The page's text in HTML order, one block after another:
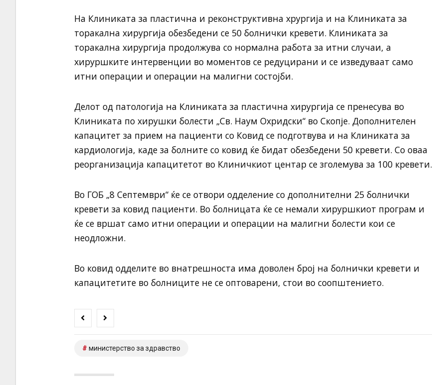
На Клиниката за пластична и реконструктивна хрургија и на Клиниката за
торакална хирургија обезбедени се 50 болнички кревети. Клиниката за
торакална хирургија продолжува со нормална работа за итни случаи, а
хируршките интервенции во моментов се редуцирани и се изведуваат само
итни операции и операции на малигни состојби.
Делот од патологија на Клиниката за пластична хирургија се пренесува во
Клиниката по хирушки болести „Св. Наум Охридски“ во Скопје. Дополнителен
капацитет за прием на пациенти со Ковид се подготвува и на Клиниката за
кардиологија, каде за болните со ковид ќе бидат обезбедени 50 кревети. Со оваа
реорганизација капацитетот во Клиничкиот центар се зголемува за 100 кревети.
Во ГОБ „8 Септември“ ќе се отвори одделение со дополнителни 25 болнички
кревети за ковид пациенти. Во болницата ќе се немали хируршкиот програм и
ќе се вршат само итни операции и операции на малигни болести кои се
неодложни.
Во ковид одделите во внатрешноста има доволен број на болнички кревети и
капацитетите во болниците не се оптоварени, стои во соопштението.
министерство за здравство